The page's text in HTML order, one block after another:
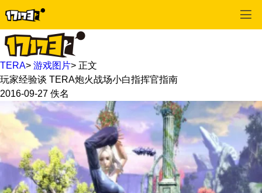
TERA> 游戏图片> 正文
玩家经验谈 TERA炮火战场小白指挥官指南
2016-09-27 佚名